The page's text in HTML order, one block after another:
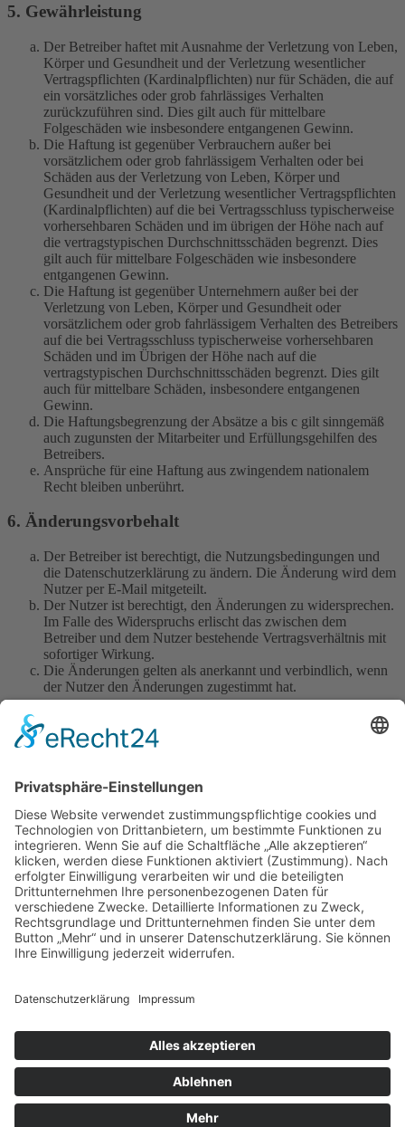
5. Gewährleistung
Der Betreiber haftet mit Ausnahme der Verletzung von Leben,
Körper und Gesundheit und der Verletzung wesentlicher
Vertragspflichten (Kardinalpflichten) nur für Schäden, die auf
ein vorsätzliches oder grob fahrlässiges Verhalten
zurückzuführen sind. Dies gilt auch für mittelbare
Folgeschäden wie insbesondere entgangenen Gewinn.
Die Haftung ist gegenüber Verbrauchern außer bei
vorsätzlichem oder grob fahrlässigem Verhalten oder bei
Schäden aus der Verletzung von Leben, Körper und
Gesundheit und der Verletzung wesentlicher Vertragspflichten
(Kardinalpflichten) auf die bei Vertragsschluss typischerweise
vorhersehbaren Schäden und im übrigen der Höhe nach auf
die vertragstypischen Durchschnittsschäden begrenzt. Dies
gilt auch für mittelbare Folgeschäden wie insbesondere
entgangenen Gewinn.
Die Haftung ist gegenüber Unternehmern außer bei der
Verletzung von Leben, Körper und Gesundheit oder
vorsätzlichem oder grob fahrlässigem Verhalten des Betreibers
auf die bei Vertragsschluss typischerweise vorhersehbaren
Schäden und im Übrigen der Höhe nach auf die
vertragstypischen Durchschnittsschäden begrenzt. Dies gilt
auch für mittelbare Schäden, insbesondere entgangenen
Gewinn.
Die Haftungsbegrenzung der Absätze a bis c gilt sinngemäß
auch zugunsten der Mitarbeiter und Erfüllungsgehilfen des
Betreibers.
Ansprüche für eine Haftung aus zwingendem nationalem
Recht bleiben unberührt.
6. Änderungsvorbehalt
Der Betreiber ist berechtigt, die Nutzungsbedingungen und
die Datenschutzerklärung zu ändern. Die Änderung wird dem
Nutzer per E-Mail mitgeteilt.
Der Nutzer ist berechtigt, den Änderungen zu widersprechen.
Im Falle des Widerspruchs erlischt das zwischen dem
Betreiber und dem Nutzer bestehende Vertragsverhältnis mit
sofortiger Wirkung.
Die Änderungen gelten als anerkannt und verbindlich, wenn
der Nutzer den Änderungen zugestimmt hat.
Informationen über den Umgang mit deinen persönlichen Daten
sind in der Datenschutzerklärung enthalten.
Foren-Übersicht
Alle Zeiten sindUTC+02:00
Alle Cookies löschen
Powered byphpBB® Forum Software © phpBB Limited
Deutsche Übersetzung durchphpBB.de
Datenschutz |Nutzungsbedingungen
Time: 0.030s| Peak Memory Usage: 10.13 MiB | GZIP: Off